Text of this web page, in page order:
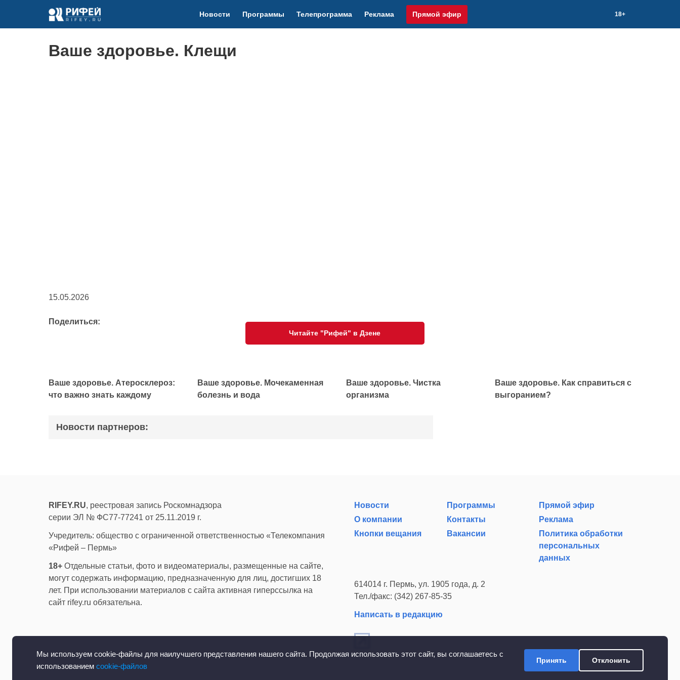
Новости Программы Телепрограмма Реклама Прямой эфир 18+
Ваше здоровье. Клещи
15.05.2026
Поделиться:
Читайте "Рифей" в Дзене
Мы используем cookie-файлы для наилучшего представления нашего сайта. Продолжая использовать этот сайт, вы соглашаетесь с
использованием cookie-файлов
Принять Отклонить
Ваше здоровье. Атеросклероз:
что важно знать каждому
Ваше здоровье. Мочекаменная
болезнь и вода
Ваше здоровье. Чистка
организма
Ваше здоровье. Как справиться с
выгоранием?
Новости партнеров:
RIFEY.RU, реестровая запись Роскомнадзора
серии ЭЛ № ФС77-77241 от 25.11.2019 г.
Учредитель: общество с ограниченной ответственностью «Телекомпания
«Рифей – Пермь»
18+ Отдельные статьи, фото и видеоматериалы, размещенные на сайте,
могут содержать информацию, предназначенную для лиц, достигших 18
лет. При использовании материалов с сайта активная гиперссылка на
сайт rifey.ru обязательна.
Новости Программы
Прямой эфир
О компании
Контакты
Реклама
Кнопки вещания
Вакансии
Политика обработки
персональных
данных
614014 г. Пермь, ул. 1905 года, д. 2
Тел./факс: (342) 267-85-35
Написать в редакцию